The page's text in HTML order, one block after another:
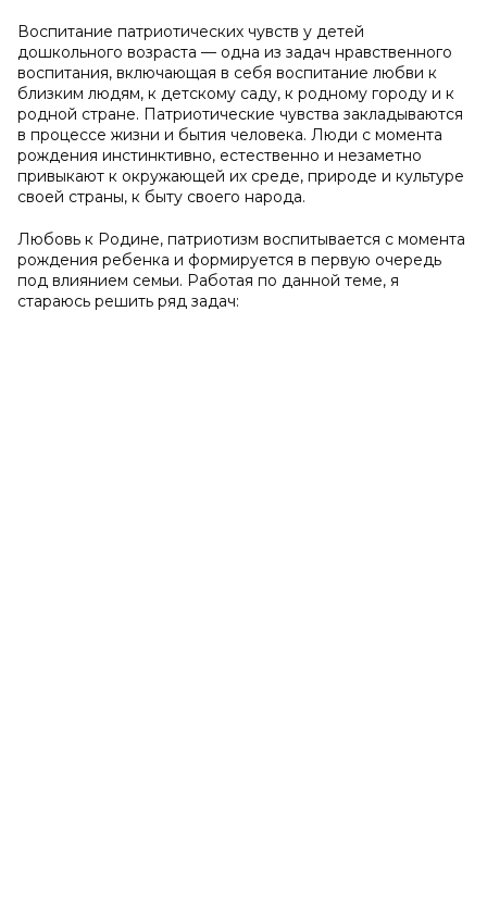
Воспитание патриотических чувств у детей
дошкольного возраста — одна из задач нравственного
воспитания, включающая в себя воспитание любви к
близким людям, к детскому саду, к родному городу и к
родной стране. Патриотические чувства закладываются
в процессе жизни и бытия человека. Люди с момента
рождения инстинктивно, естественно и незаметно
привыкают к окружающей их среде, природе и культуре
своей страны, к быту своего народа.
Любовь к Родине, патриотизм воспитывается с момента
рождения ребенка и формируется в первую очередь
под влиянием семьи. Работая по данной теме, я
стараюсь решить ряд задач: